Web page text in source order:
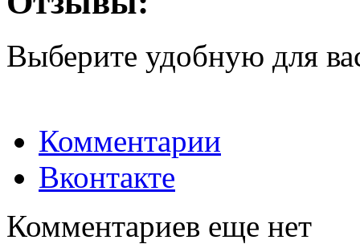
Выберите удобную для
Комментарии
Вконтакте
Комментариев еще нет